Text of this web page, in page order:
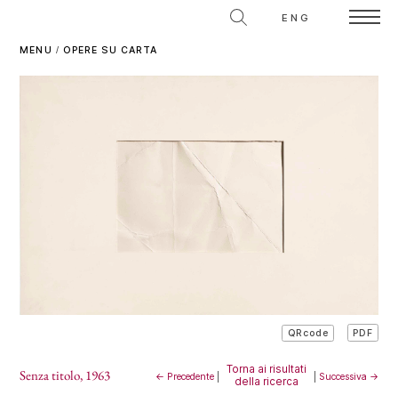
ENG
MENU / OPERE SU CARTA
QRcode PDF
Senza titolo, 1963 ← Precedente|
Torna ai risultati
della ricerca
Successiva →